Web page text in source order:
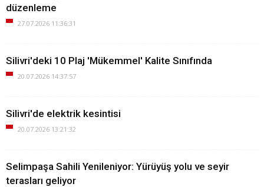
düzenleme
27.07.2026 11:36:31
Silivri'deki 10 Plaj 'Mükemmel' Kalite Sınıfında
20.07.2026 14:37:57
Silivri'de elektrik kesintisi
20.07.2026 13:21:32
Selimpaşa Sahili Yenileniyor: Yürüyüş yolu ve seyir
terasları geliyor